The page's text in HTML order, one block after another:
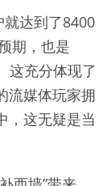
达到了8400
期，也是
这充分体现了
流媒体玩家拥
，这无疑是当